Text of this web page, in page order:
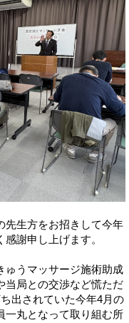
先生方をお招きして今年
謝申し上げます。
ゅうマッサージ施術助成
当局との交渉など慌ただ
出されていた今年4月の
一丸となって取り組む所